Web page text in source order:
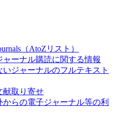
（AtoZリスト）
ャーナル購読に関する情報
いジャーナルのフルテキスト
献取り寄せ
からの電子ジャーナル等の利